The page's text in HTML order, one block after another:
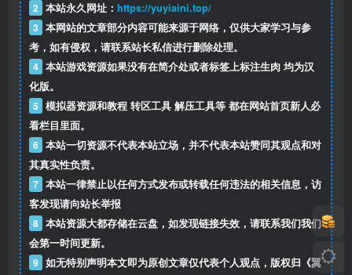
简介：
我没有那些。我没有能够获得幸福的才能。
突然出现自称魔法少女的她，同我一起开始了名为魔法咨询
2 本站永久网址： https://yuyiaini.top/
3 本网站的文章部分内容可能来源于网络，仅供大家学习与参
考，如有侵权，请联系站长私信进行删除处理。
4 本站游戏资源如果没有在简介处或者标签上标注生肉 均为汉
化版。
5 模拟器资源和教程 转区工具 解压工具等 都在网站首页新人必
看栏目里面。
6 本站一切资源不代表本站立场，并不代表本站赞同其观点和对
其真实性负责。
7 本站一律禁止以任何方式发布或转载任何违法的相关信息，访
客发现请向站长举报
8 本站资源大都存储在云盘，如发现链接失效，请联系我们我们
会第一时间更新。
9 如无特别声明本文即为原创文章仅代表个人观点，版权归《翼